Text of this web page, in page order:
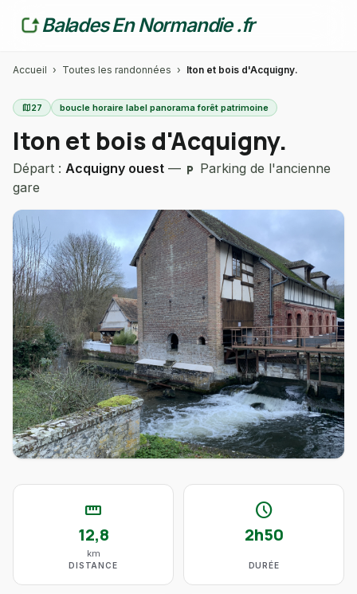
Balades En Normandie .fr
Accueil › Toutes les randonnées › Iton et bois d'Acquigny.
map27 boucle horaire label panorama forêt patrimoine
Iton et bois d'Acquigny.
Départ : Acquigny ouest — local_parking
Parking de l'ancienne
gare
straighten
12,8
km
DISTANCE
schedule
2h50
DURÉE